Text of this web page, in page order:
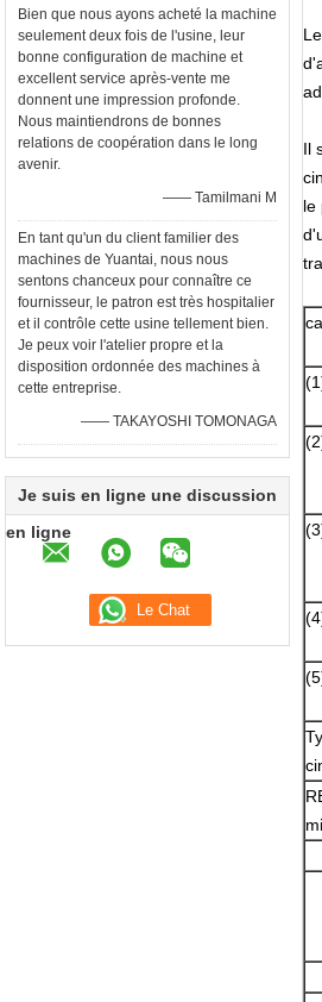
Bien que nous ayons acheté la machine
seulement deux fois de l'usine, leur
bonne configuration de machine et
excellent service après-vente me
donnent une impression profonde.
Nous maintiendrons de bonnes
relations de coopération dans le long
avenir.
—— Tamilmani M
En tant qu'un du client familier des
machines de Yuantai, nous nous
sentons chanceux pour connaître ce
fournisseur, le patron est très hospitalier
et il contrôle cette usine tellement bien.
Je peux voir l'atelier propre et la
disposition ordonnée des machines à
cette entreprise.
—— TAKAYOSHI TOMONAGA
Je suis en ligne une discussion
en ligne
Il
le